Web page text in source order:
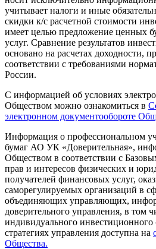
учитывает налоги и иные
скидки к/с расчетной стоимости
имеет целью предложение ценных
услуг. Сравнение результатов
основано на расчетах доходности,
соответствии с требованиями
России.
С информацией об условиях
Обществом можно ознакомиться в
электронном документообороте
Информация о профессиональном
бумаг АО УК «Доверительная»,
Обществом в соответствии с
прав и интересов физических и
получателей финансовых услуг,
саморегулируемых организаций в
объединяющих управляющих,
доверительного управления, в том
индивидуального инвестиционного
стратегиях управления доступна на
Общества.